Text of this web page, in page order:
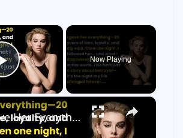
×
Play Video
Now Playing
×
I Gave Her Everything. She Gave Herself to Another Man | Wistaloom